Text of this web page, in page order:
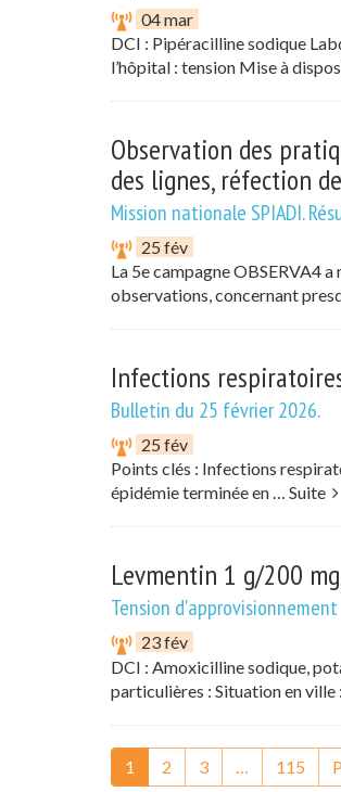
04 mar
DCI : Pipéracilline sodique
l’hôpital : tension Mise à
Observation des
des lignes, réfection
Mission nationale SPIADI.
25 fév
La 5e campagne OBSERVA4
observations, concernant
Infections
Bulletin du 25 février 2026.
25 fév
Points clés : Infections
épidémie terminée en … Suite
Levmentin 1 g/200
Tension d'approvisionnement
23 fév
DCI : Amoxicilline sodique,
particulières : Situation en
1 2 3 115